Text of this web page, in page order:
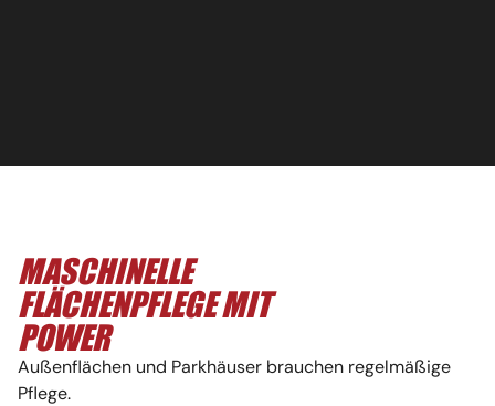
MASCHINELLE
FLÄCHENPFLEGE MIT
POWER
Außenflächen und Parkhäuser brauchen regelmäßige
Pflege.